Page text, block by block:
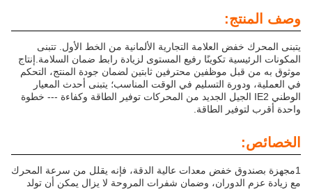
وصف المنتج:
يتبنى المحرك خفض العلامة التجارية الألمانية من الخط الأول. تتبنى
المكونات الرئيسية تكوينًا رفيع المستوى لزيادة رابط ضمان السلامة.إنتاج
موثوق به من قبل موظفين محترفين ثابتين لضمان جودة المنتج، التحكم
في العملية، ودورة التسليم في الوقت المناسب؛ يتبنى أحدث المعيار
الوطني IE2 الجيل الجديد من المحركات توفير الطاقة وكفاءة --- خطوة
واحدة أقرب لتوفير الطاقة.
الخصائص:
1مجهزة بصندوق خفض معدات عالية الدقة، فإنه يقلل من سرعة المحرك
مع زيادة عزم الدوران، وضمان شفرات المروحة لا يزال يمكن أن تولد